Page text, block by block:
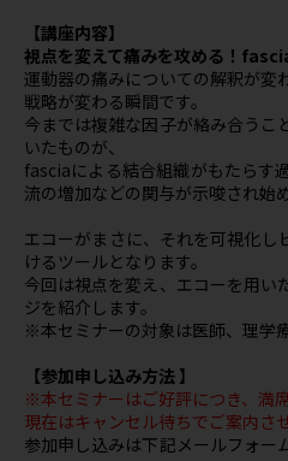
【講座内容】
視点を変えて痛みを攻める！
運動器の痛みについての解釈が変
戦略が変わる瞬間です。
今までは複雑な因子が絡み合うこ
いたものが、
fasciaによる結合組織がもたらす
流の増加などの関与が示唆され始
エコーがまさに、それを可視化し
けるツールとなります。
今回は視点を変え、エコーを用い
ジを紹介します。
※本セミナーの対象は医師、理学
【参加申し込み方法 】
※本セミナーはご好評につき、満
現在はキャンセル待ちでご案内さ
参加申し込みは下記メールフォー